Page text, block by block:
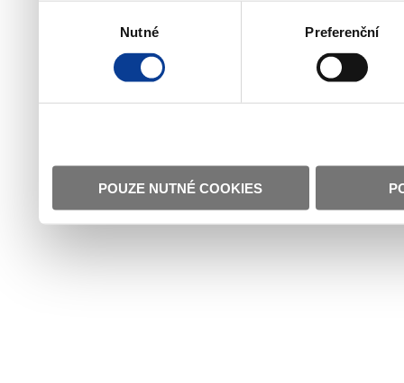
Nutné Preferenční
POUZE NUTNÉ COOKIES